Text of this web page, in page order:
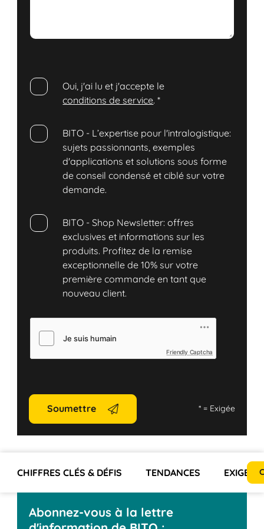
Oui, j'ai lu et j'accepte le
conditions de service.*
BITO - L’expertise pour l'intralogistique:
sujets passionnants, exemples
d'applications et solutions sous forme
de conseil condensé et ciblé sur votre
demande.
BITO - Shop Newsletter: offres
exclusives et informations sur les
produits. Profitez de la remise
exceptionnelle de 10% sur votre
première commande en tant que
nouveau client.
Friendly Captcha
Soumettre *= Exigée
CHIFFRES CLÉS & DÉFIS TENDANCES
Abonnez-vous à la lettre